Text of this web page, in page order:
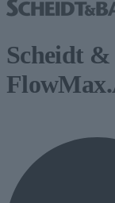
Scheidt